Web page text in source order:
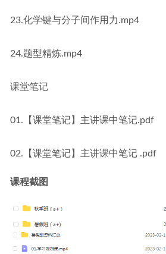
23.化学键与分子间作用力.mp4
24.题型精炼.mp4
课堂笔记
01.【课堂笔记】主讲课中笔记.pdf
02.【课堂笔记】主讲课中笔记 .pdf
课程截图